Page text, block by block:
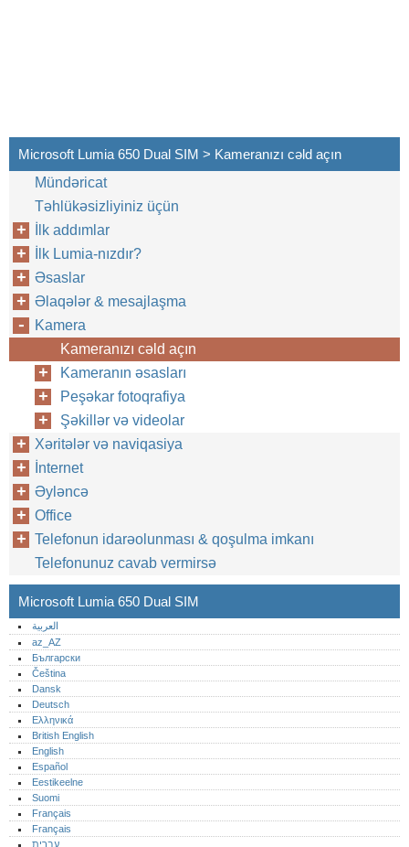
Microsoft Lumia 650 Dual SIM > Kameranızı cəld açın
Mündəricat
Təhlükəsizliyiniz üçün
İlk addımlar
İlk Lumia-nızdır?
Əsaslar
Əlaqələr & mesajlaşma
Kamera
Kameranızı cəld açın
Kameranın əsasları
Peşəkar fotoqrafiya
Şəkillər və videolar
Xəritələr və naviqasiya
İnternet
Əyləncə
Office
Telefonun idarəolunması & qoşulma imkanı
Telefonunuz cavab vermirsə
Microsoft Lumia 650 Dual SIM
العربية
az_AZ
Български
Čeština
Dansk
Deutsch
Ελληνικά
British English
English
Español
Eestikeelne
Suomi
Français
Français
עברית